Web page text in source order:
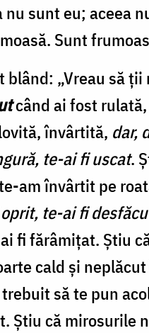
nu sunt eu; aceea
Sunt
blând: „Vreau să ții
când ai fost rulată,
învârtită, dar,
te-ai fi uscat.
am învârtit pe
te-ai fi
fi fărâmițat. Știu
cald și
să te pun
Știu că mirosurile